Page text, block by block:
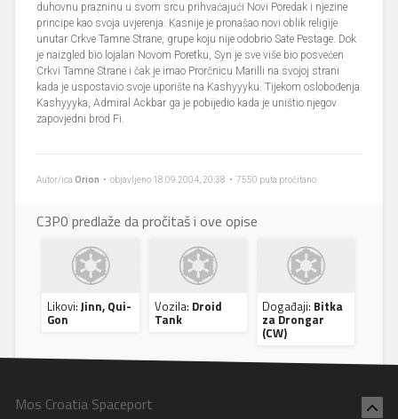
duhovnu prazninu u svom srcu prihvaćajući Novi Poredak i njezine
principe kao svoja uvjerenja. Kasnije je pronašao novi oblik religije
unutar Crkve Tamne Strane, grupe koju nije odobrio Sate Pestage. Dok
je naizgled bio lojalan Novom Poretku, Syn je sve više bio posvećen
Crkvi Tamne Strane i čak je imao Prorčnicu Marilli na svojoj strani
kada je uspostavio svoje uporište na Kashyyyku. Tijekom oslobođenja
Kashyyyka, Admiral Ackbar ga je pobijedio kada je uništio njegov
zapovjedni brod Fi.
Autor/icaOrion • objavljeno 18.09.2004, 20:38 • 7550 puta pročitano
C3P0 predlaže da pročitaš i ove opise
Likovi: Jinn, Qui-
Gon
Vozila: Droid
Tank
Događaji: Bitka
za Drongar
(CW)
Mos Croatia Spaceport